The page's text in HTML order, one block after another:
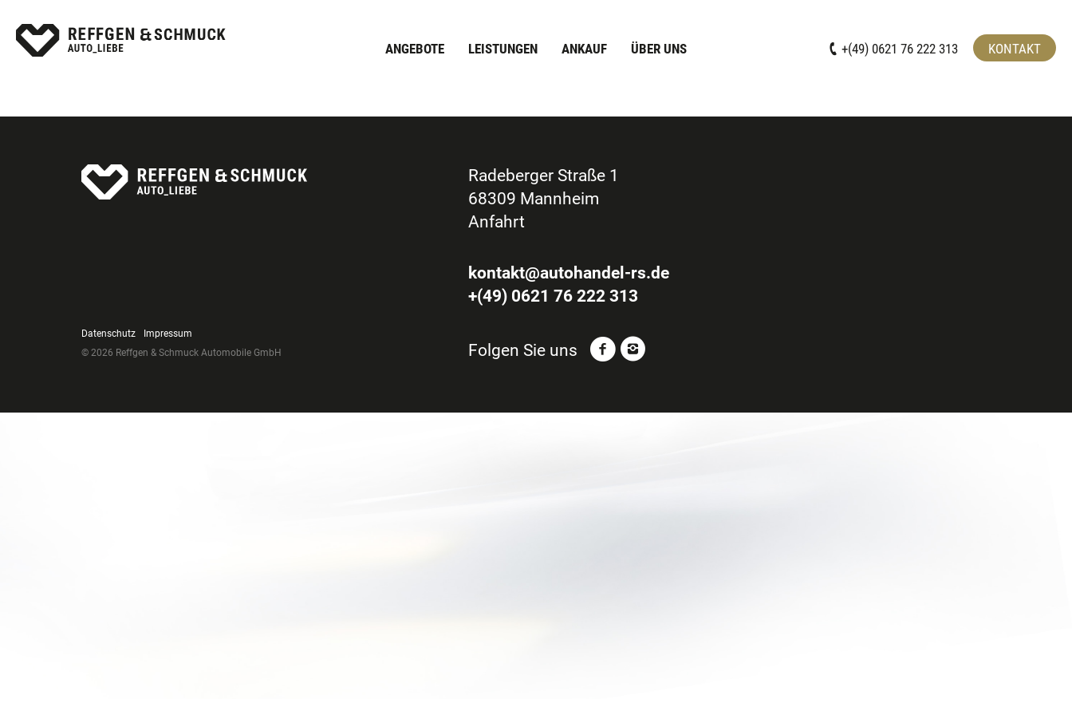
ANGEBOTE LEISTUNGEN ANKAUF ÜBER UNS +(49) 0621 76 222 313 KONTAKT
Datenschutz
Impressum
© 2026 Reffgen & Schmuck Automobile GmbH
Radeberger Straße 1
68309 Mannheim
Anfahrt
kontakt@autohandel-rs.de
+(49) 0621 76 222 313
Folgen Sie uns